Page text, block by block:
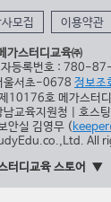
모집 이용약관
가스터디교육㈜
자등록번호 : 780-
울서초-0678 정보조
10176호 메가스터
교육지원청 | 호스
안실 김영무 (
All
터디교육 스토어